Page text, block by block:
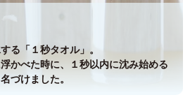
る「１秒タオル」。
かべた時に、１秒以内に沈み始める
づけました。